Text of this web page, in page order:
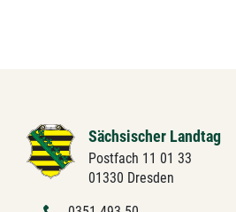
Sächsischer Landtag
Postfach 11 01 33
01330 Dresden